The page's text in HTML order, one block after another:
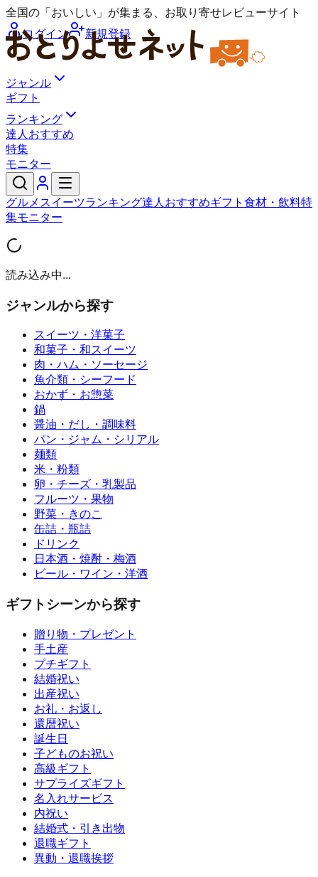
全国の「おいしい」が集まる、お取り寄せレビューサイト
ログイン
新規登録
ジャンル
ギフト
ランキング
達人おすすめ
特集
モニター
グルメ スイーツランキング達人おすすめギフト 食材・飲料特
集モニター
読み込み中...
ジャンルから探す
スイーツ・洋菓子
和菓子・和スイーツ
肉・ハム・ソーセージ
魚介類・シーフード
おかず・お惣菜
鍋
醤油・だし・調味料
パン・ジャム・シリアル
麺類
米・粉類
卵・チーズ・乳製品
フルーツ・果物
野菜・きのこ
缶詰・瓶詰
ドリンク
日本酒・焼酎・梅酒
ビール・ワイン・洋酒
ギフトシーンから探す
贈り物・プレゼント
手土産
プチギフト
結婚祝い
出産祝い
お礼・お返し
還暦祝い
誕生日
子どものお祝い
高級ギフト
サプライズギフト
名入れサービス
内祝い
結婚式・引き出物
退職ギフト
異動・退職挨拶